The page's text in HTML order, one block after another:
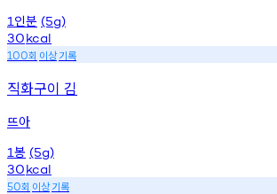
1 인분 (5g)
30kcal
100회 이상기록
직화구이 김
뜨아
1봉 (5g)
30kcal
50회 이상기록